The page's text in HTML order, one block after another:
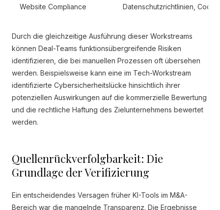
Website Compliance Datenschutzrichtlinien,
Durch die gleichzeitige Ausführung dieser Workstreams
können Deal-Teams funktionsübergreifende Risiken
identifizieren, die bei manuellen Prozessen oft übersehen
werden. Beispielsweise kann eine im Tech-Workstream
identifizierte Cybersicherheitslücke hinsichtlich ihrer
potenziellen Auswirkungen auf die kommerzielle Bewertung
und die rechtliche Haftung des Zielunternehmens bewertet
werden.
Quellenrückverfolgbarkeit: Die
Grundlage der Verifizierung
Ein entscheidendes Versagen früher KI-Tools im M&A-
Bereich war die mangelnde Transparenz. Die Ergebnisse